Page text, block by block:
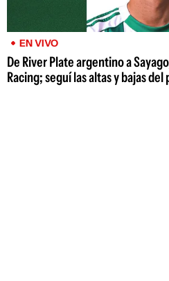
EN VIVO
De River Plate argentino a
Racing; seguí las altas y bajas